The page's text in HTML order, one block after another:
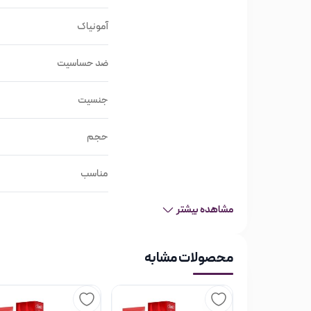
برخی آرایش‌گران برای رنگ کردن موی مشتریانی که
رنگ فوق طبیعی استفاده کرده و در حقیقت موهای
در این محصول، حداقل آمونیاک استفاده شده و دارای
با استفاده از رنگ موی فورگرلز رنگ مویی درخشان،
تقویت خواهید کرد!
رنگ‌موهای فورگرلز سری بژ شامل
بلوند بژ تیره B6-6.51
بلوند بژ متوسط B7-7.51
آمونیاک
ضد حساسیت
جنسیت
حجم
مناسب
مشاهده بیشتر
محصولات مشابه